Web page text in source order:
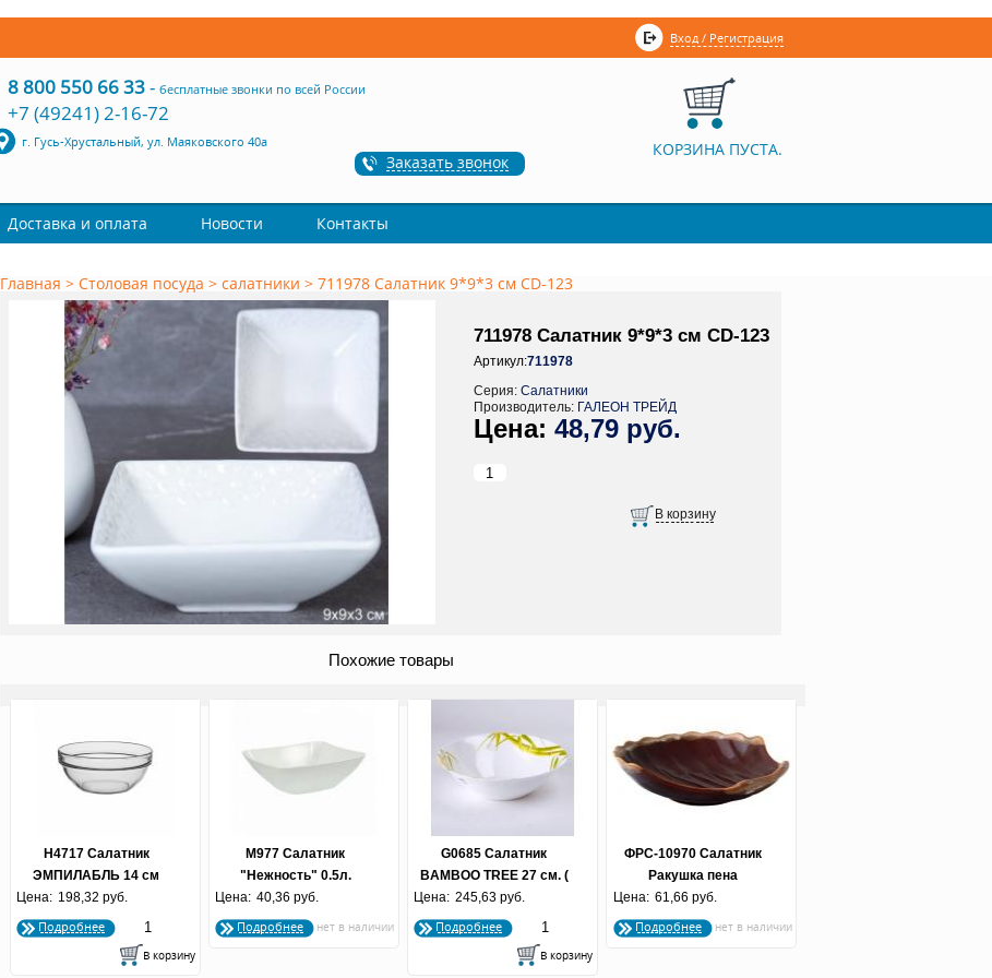
Вход / Регистрация
8 800 550 66 33- бесплатные звонки по всей России
+7 (49241) 2-16-72
г. Гусь-Хрустальный, ул. Маяковского 40а
Заказать звонок
КОРЗИНА ПУСТА.
Доставка и оплата Новости Контакты
Главная > Столовая посуда > салатники > 711978 Салатник 9*9*3 см CD-123
711978 Салатник 9*9*3 см CD-123
Артикул:711978
Серия: Салатники
Производитель: ГАЛЕОН ТРЕЙД
48,79 руб.
Похожие товары
H4717 Салатник
ЭМПИЛАБЛЬ 14 cм
Цена: 198,32 руб.
Подробнее
М977 Салатник
"Нежность" 0.5л.
(белый)
Цена: 40,36 руб.
Подробнее
G0685 Салатник
BAMBOO TREE 27 см. (
по 6 шт)
Цена: 245,63 руб.
Подробнее
ФРС-10970 Салатник
Ракушка пена
Цена: 61,66 руб.
Подробнее